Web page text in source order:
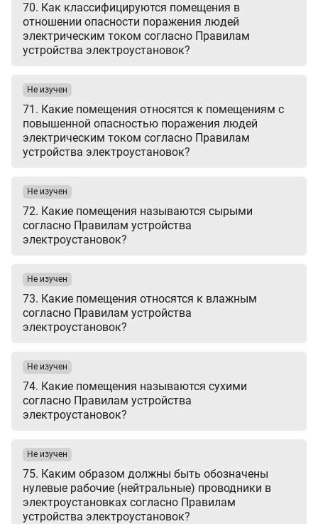
70. Как классифицируются помещения в
отношении опасности поражения людей
электрическим током согласно Правилам
устройства электроустановок?
71. Какие помещения относятся к помещениям с
повышенной опасностью поражения людей
электрическим током согласно Правилам
устройства электроустановок?
Не изучен
72. Какие помещения называются сырыми
согласно Правилам устройства
электроустановок?
Не изучен
73. Какие помещения относятся к влажным
согласно Правилам устройства
электроустановок?
Не изучен
74. Какие помещения называются сухими
согласно Правилам устройства
электроустановок?
Не изучен
75. Каким образом должны быть обозначены
нулевые рабочие (нейтральные) проводники в
электроустановках согласно Правилам
устройства электроустановок?
Не изучен